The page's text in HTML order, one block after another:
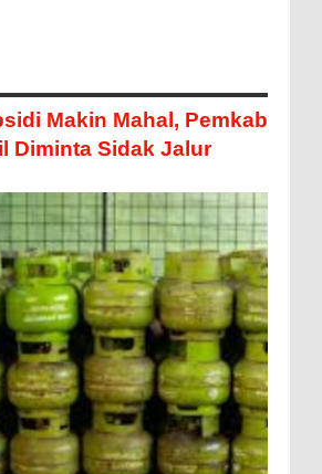
Makin Mahal, Pemkab
Diminta Sidak Jalur